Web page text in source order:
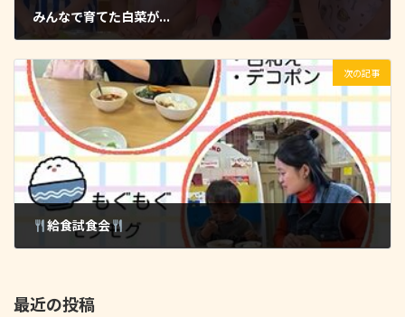
みんなで育てた白菜が...
次の記事
給食試食会
最近の投稿